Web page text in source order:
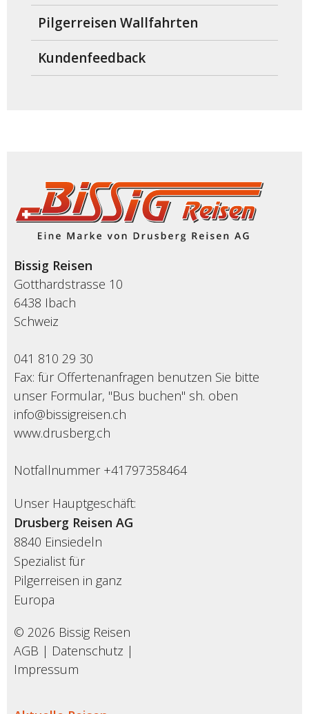
Pilgerreisen Wallfahrten
Kundenfeedback
Bissig Reisen
Gotthardstrasse 10
6438 Ibach
Schweiz
041 810 29 30
Fax: für Offertenanfragen benutzen Sie bitte
unser Formular, "Bus buchen" sh. oben
info@bissigreisen.ch
www.drusberg.ch
Notfallnummer +41797358464
Unser Hauptgeschäft:
Drusberg Reisen AG
8840 Einsiedeln
Spezialist für
Pilgerreisen in ganz
Europa
© 2026 Bissig Reisen
AGB | Datenschutz |
Impressum